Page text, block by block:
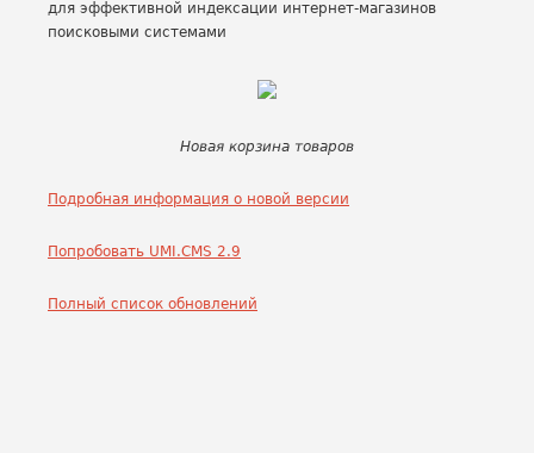
для эффективной индексации интернет-магазинов
поисковыми системами
Новая корзина товаров
Подробная информация о новой версии
Попробовать UMI.CMS 2.9
Полный список обновлений